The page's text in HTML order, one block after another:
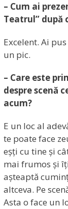
– Cum ai
Teatrul” după
Excelent. Ai
un pic.
– Care este
despre scenă
acum?
E un loc al
te poate face
eșți cu tine și
mai frumos și
așteaptă
altceva. Pe
Asta o face un